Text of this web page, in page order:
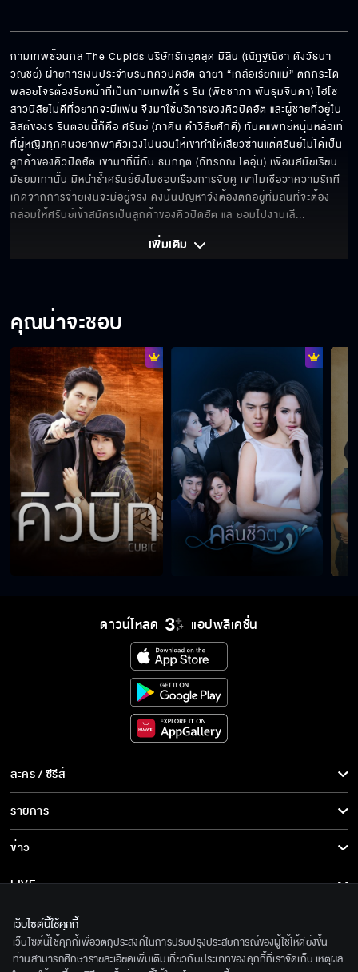
กามเทพซ้อนกล The Cupids บริษัทรักอุตลุด มิลิน (ณัฎฐณิชา ดังวัธนา
วณิชย์) ฝ่ายการเงินประจำบริษัทคิวปิดฮัต ฉายา “เกลือเรียกแม่” ตกกระได
พลอยโจรต้องรับหน้าที่เป็นกามเทพให้ ระริน (พิชชาภา พันธุมจินดา) ไฮโซ
สาวนิสัยไม่ดีที่อยากจะมีแฟน จึงมาใช้บริการของคิวปิดฮัต และผู้ชายที่อยู่ใน
ลิสต์ของระรินตอนนี้ก็คือ ศรันย์ (ภาคิน คำวิลัยศักดิ์) ทันตแพทย์หนุ่มหล่อเท่
ที่ผู้หญิงทุกคนอยากพาตัวเองไปนอนให้เขาทำให้เสียวซ่านแต่ศรันย์ไม่ได้เป็น
ลูกค้าของคิวปิดฮัต เขามาที่นี่กับ ธนกฤต (ภัทรภณ โตอุ่น) เพื่อนสมัยเรียน
มัธยมเท่านั้น มิหนำซ้ำศรันย์ยังไม่ชอบเรื่องการจับคู่ เขาไม่เชื่อว่าความรักที่
เกิดจากการจ่ายเงินจะมีอยู่จริง ดังนั้นปัญหาจึงต้องตกอยู่ที่มิลินที่จะต้อง
กล่อมให้ศรันย์เข้าสมัครเป็นลูกค้าของคิวปิดฮัต และยอมไปงานเลี...
เพิ่มเติม
คุณน่าจะชอบ
ดาวน์โหลด แอปพลิเคชั่น
ละคร / ซีรีส์
ละคร/ซีรีส์
ซีรีส์นานาชาติ
การ์ตูน & เกม
รายการ
รายการทั้งหมด
ข่าว
ข่าวทั้งหมด
ข่าวประชาสัมพันธ์
LIVE
เกี่ยวกับเรา
BEC World
ติดตามเราได้ที่
เว็บไซต์นี้ใช้คุกกี้
เว็บไซต์นี้ใช้คุกกี้เพื่อวัตถุประสงค์ในการปรับปรุงประสบการณ์ของผู้ใช้ให้ดียิ่งขึ้น
ท่านสามารถศึกษารายละเอียดเพิ่มเติมเกี่ยวกับประเภทของคุกกี้ที่เราจัดเก็บ เหตุผล